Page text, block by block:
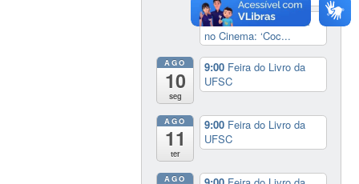
20:00 Cineclube África
no Cinema: ‘Coc...
AGO
10
seg
9:00 Feira do Livro da
UFSC
AGO
11
ter
9:00 Feira do Livro da
UFSC
AGO